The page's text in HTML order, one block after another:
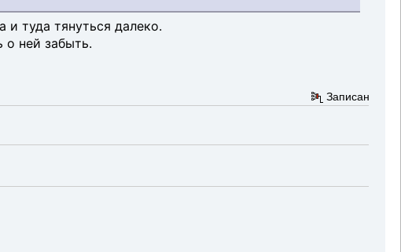
и туда тянуться далеко.
о ней забыть.
Записан